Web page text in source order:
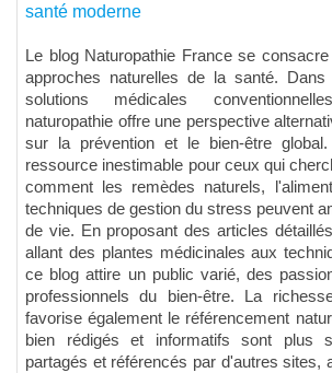
santé moderne
Le blog Naturopathie France se
approches naturelles de la santé.
solutions médicales
naturopathie offre une perspective
sur la prévention et le bien-être
ressource inestimable pour ceux qui
comment les remèdes naturels,
techniques de gestion du stress peuvent
de vie. En proposant des articles
allant des plantes médicinales aux
ce blog attire un public varié, des
professionnels du bien-être. La
favorise également le référencement
bien rédigés et informatifs sont plus
partagés et référencés par d'autres sites,